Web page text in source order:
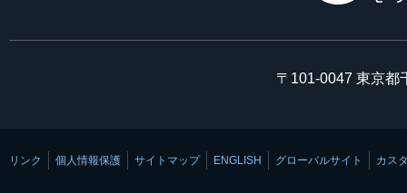
〒101-0047 東京都
リンク 個人情報保護 サイトマップ ENGLISH グローバルサイト カス